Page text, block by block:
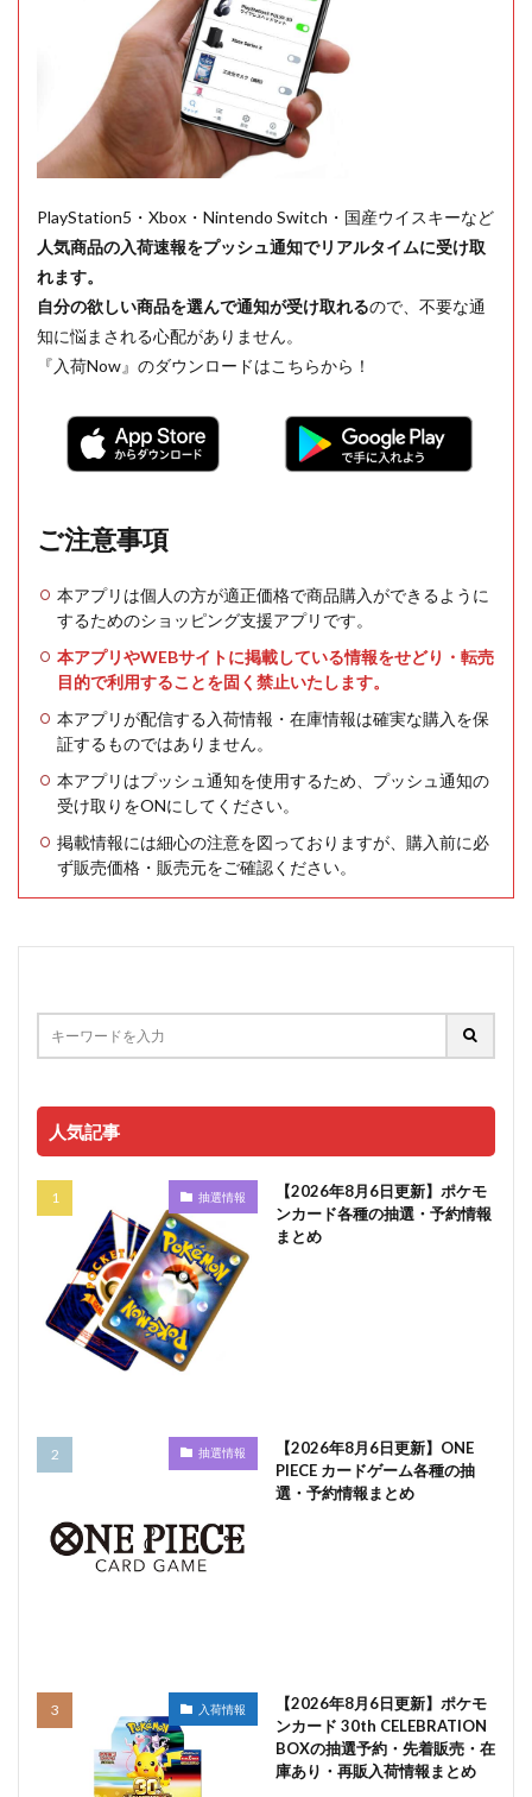
PlayStation5・Xbox・Nintendo Switch・国産ウイスキーなど
人気商品の入荷速報をプッシュ通知でリアルタイムに受け取
れます。
自分の欲しい商品を選んで通知が受け取れるので、不要な通
知に悩まされる心配がありません。
『入荷Now』のダウンロードはこちらから！
ご注意事項
本アプリは個人の方が適正価格で商品購入ができるように
するためのショッピング支援アプリです。
本アプリやWEBサイトに掲載している情報をせどり・転売
目的で利用することを固く禁止いたします。
本アプリが配信する入荷情報・在庫情報は確実な購入を保
証するものではありません。
本アプリはプッシュ通知を使用するため、プッシュ通知の
受け取りをONにしてください。
掲載情報には細心の注意を図っておりますが、購入前に必
ず販売価格・販売元をご確認ください。
人気記事
抽選情報
【2026年8月6日更新】ポケモ
ンカード各種の抽選・予約情報
まとめ
抽選情報
【2026年8月6日更新】ONE
PIECE カードゲーム各種の抽
選・予約情報まとめ
入荷情報
【2026年8月6日更新】ポケモ
ンカード 30th CELEBRATION
BOXの抽選予約・先着販売・在
庫あり・再販入荷情報まとめ